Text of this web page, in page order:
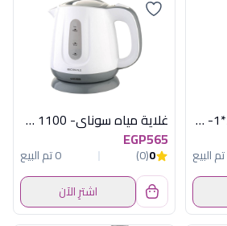
خلاط سوناي - روتيتو 2*1- 500 وات، 1.5 لتر، 3 سرعات MAR-2510
غلاية مياه سوناي- 1100 وات، 1.2لتر - ابيض - MAR-2200
EGP565
0
(0)
0 تم البيع
اشترِ الآن